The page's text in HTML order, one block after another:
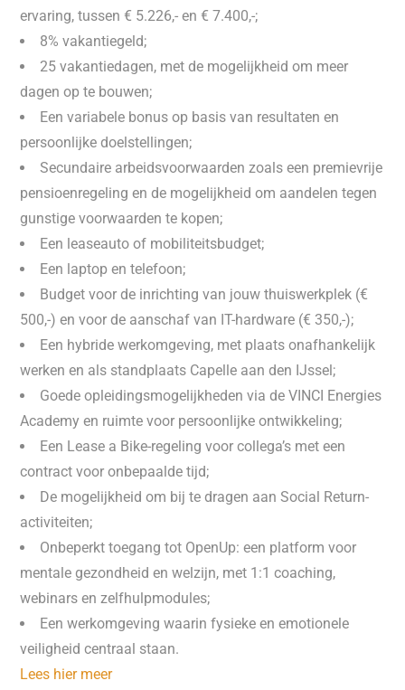
ervaring, tussen € 5.226,- en € 7.400,-;
8% vakantiegeld;
25 vakantiedagen, met de mogelijkheid om meer
dagen op te bouwen;
Een variabele bonus op basis van resultaten en
persoonlijke doelstellingen;
Secundaire arbeidsvoorwaarden zoals een premievrije
pensioenregeling en de mogelijkheid om aandelen tegen
gunstige voorwaarden te kopen;
Een leaseauto of mobiliteitsbudget;
Een laptop en telefoon;
Budget voor de inrichting van jouw thuiswerkplek (€
500,-) en voor de aanschaf van IT-hardware (€ 350,-);
Een hybride werkomgeving, met plaats onafhankelijk
werken en als standplaats Capelle aan den IJssel;
Goede opleidingsmogelijkheden via de VINCI Energies
Academy en ruimte voor persoonlijke ontwikkeling;
Een Lease a Bike-regeling voor collega’s met een
contract voor onbepaalde tijd;
De mogelijkheid om bij te dragen aan Social Return-
activiteiten;
Onbeperkt toegang tot OpenUp: een platform voor
mentale gezondheid en welzijn, met 1:1 coaching,
webinars en zelfhulpmodules;
Een werkomgeving waarin fysieke en emotionele
veiligheid centraal staan.
Lees hier meer